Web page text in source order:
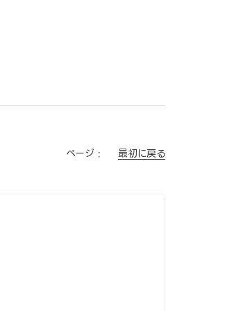
ページ : 最初に戻る